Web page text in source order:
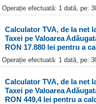
Operație efectuată: 1 dată, pe:
Calculator TVA, de la net
Taxei pe Valoarea
RON 17.880 lei pentru a
Operație efectuată: 1 dată, pe:
Calculator TVA, de la net
Taxei pe Valoarea
RON 449,4 lei pentru a